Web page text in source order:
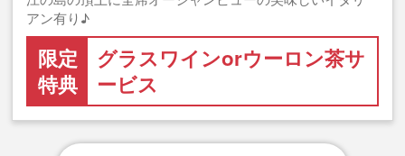
アン有り♪
限定
特典
グラスワインorウーロン茶サ
ービス